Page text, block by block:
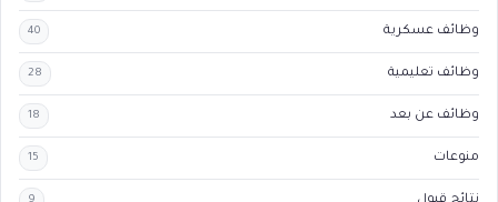
وظائف عسكرية 40
وظائف تعليمية 28
وظائف عن بعد 18
منوعات 15